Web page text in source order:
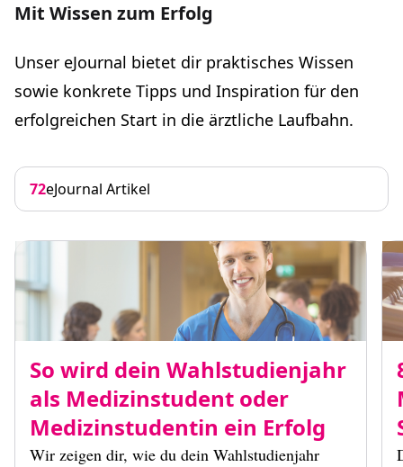
Mit Wissen zum Erfolg
Unser eJournal bietet dir praktisches Wissen
sowie konkrete Tipps und Inspiration für den
erfolgreichen Start in die ärztliche Laufbahn.
72eJournal Artikel
So wird dein Wahlstudienjahr
als Medizinstudent oder
Medizinstudentin ein Erfolg
Wir zeigen dir, wie du dein Wahlstudienjahr